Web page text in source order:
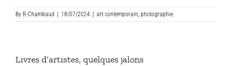
By R-Chambaud 18/07/2024 art contemporain, photographie
Livres d’artistes, quelques jalons